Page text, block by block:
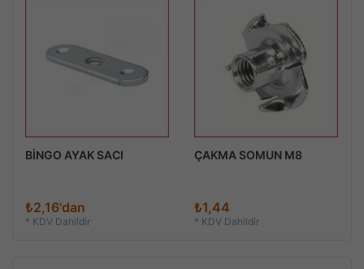
BİNGO AYAK SACI
₺2,16'dan
* KDV Dahildir
ÇAKMA SOMUN M8
₺1,44
* KDV Dahildir